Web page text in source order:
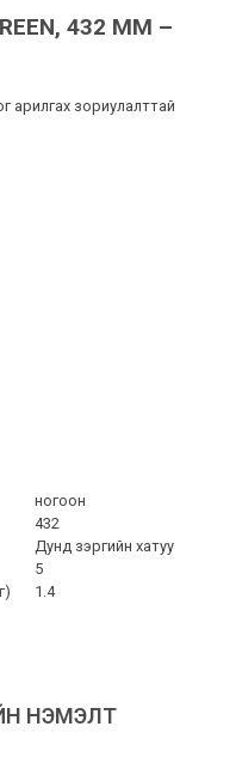
432 MM –
арилгах зориулалттай
ногоон
432
Дунд зэргийн хатуу
5
1.4
НЭМЭЛТ